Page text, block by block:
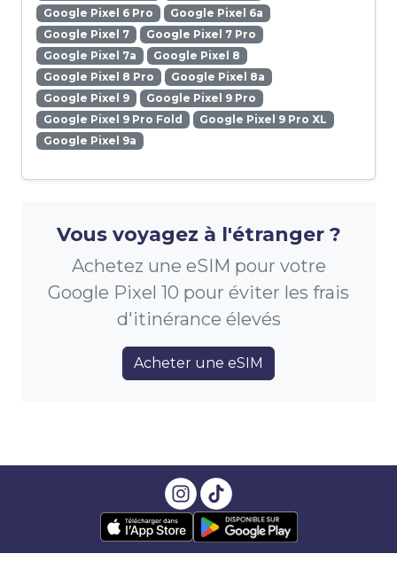
Google Pixel 6 Pro
Google Pixel 6a
Google Pixel 7
Google Pixel 7 Pro
Google Pixel 7a
Google Pixel 8
Google Pixel 8 Pro
Google Pixel 8a
Google Pixel 9
Google Pixel 9 Pro
Google Pixel 9 Pro Fold
Google Pixel 9 Pro XL
Google Pixel 9a
Vous voyagez à l'étranger ?
Achetez une eSIM pour votre
Google Pixel 10 pour éviter les frais
d'itinérance élevés
Acheter une eSIM